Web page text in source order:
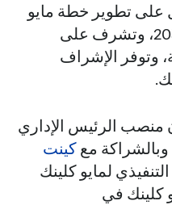
على تطوير خطة مايو
كلينك الاستراتيجية لعام 2030، وتشرف على
وتوفر الإشراف
الرئيس الإداري
وبالشراكة مع كينت
لمايو كلينك
كلينك في